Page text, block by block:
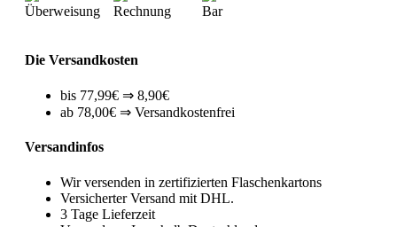
Die Versandkosten
bis 77,99€ ⇒ 8,90€
ab 78,00€ ⇒ Versandkostenfrei
Versandinfos
Wir versenden in zertifizierten Flaschenkartons
Versicherter Versand mit DHL.
3 Tage Lieferzeit